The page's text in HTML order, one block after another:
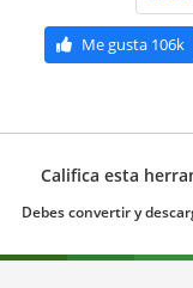
Me gusta106k
Califica esta
Debes convertir y